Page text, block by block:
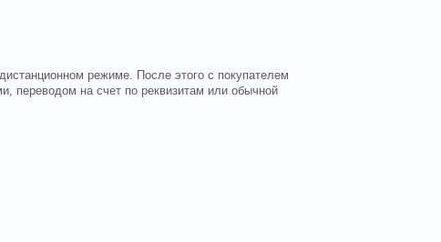
режиме. После этого с покупателем
переводом на счет по реквизитам или обычной